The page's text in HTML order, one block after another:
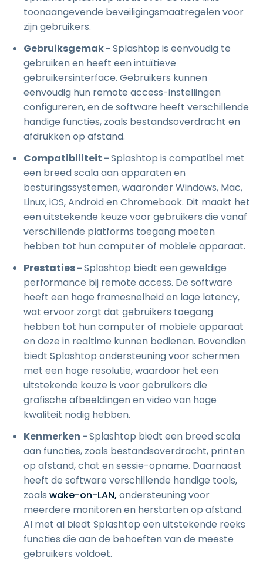
toonaangevende beveiligingsmaatregelen voor
zijn gebruikers.
Gebruiksgemak -Splashtop is eenvoudig te
gebruiken en heeft een intuïtieve
gebruikersinterface. Gebruikers kunnen
eenvoudig hun remote access-instellingen
configureren, en de software heeft verschillende
handige functies, zoals bestandsoverdracht en
afdrukken op afstand.
Compatibiliteit -Splashtop is compatibel met
een breed scala aan apparaten en
besturingssystemen, waaronder Windows, Mac,
Linux, iOS, Android en Chromebook. Dit maakt het
een uitstekende keuze voor gebruikers die vanaf
verschillende platforms toegang moeten
hebben tot hun computer of mobiele apparaat.
Prestaties -Splashtop biedt een geweldige
performance bij remote access. De software
heeft een hoge framesnelheid en lage latency,
wat ervoor zorgt dat gebruikers toegang
hebben tot hun computer of mobiele apparaat
en deze in realtime kunnen bedienen. Bovendien
biedt Splashtop ondersteuning voor schermen
met een hoge resolutie, waardoor het een
uitstekende keuze is voor gebruikers die
grafische afbeeldingen en video van hoge
kwaliteit nodig hebben.
Kenmerken -Splashtop biedt een breed scala
aan functies, zoals bestandsoverdracht, printen
op afstand, chat en sessie-opname. Daarnaast
heeft de software verschillende handige tools,
zoals wake-on-LAN, ondersteuning voor
meerdere monitoren en herstarten op afstand.
Al met al biedt Splashtop een uitstekende reeks
functies die aan de behoeften van de meeste
gebruikers voldoet.